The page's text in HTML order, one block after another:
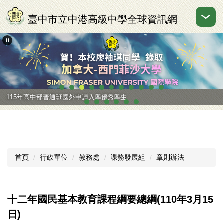
跳
到
主
要
區
臺中市立中港高級中學全球資訊網
115年高中部普通班國外申請入學優秀學生
:::
首頁 行政單位 教務處 課務發展組 章則辦法
十二年國民基本教育課程綱要總綱(110年3月15
日)